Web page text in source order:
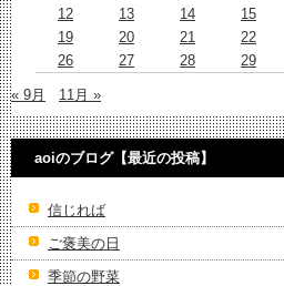
12
13 14 15
19
20 21 22
26
27 28 29
« 9月 11月 »
aoiのブログ【最近の投稿】
信じれば
ご褒美の日
季節の野菜